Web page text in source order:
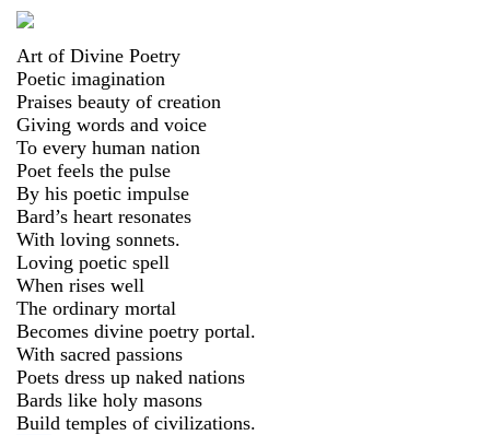
Art of Divine Poetry
Poetic imagination
Praises beauty of creation
Giving words and voice
To every human nation
Poet feels the pulse
By his poetic impulse
Bard’s heart resonates
With loving sonnets.
Loving poetic spell
When rises well
The ordinary mortal
Becomes divine poetry portal.
With sacred passions
Poets dress up naked nations
Bards like holy masons
Build temples of civilizations.